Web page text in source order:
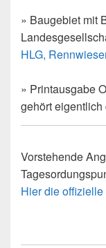
» Baugebiet mit
HLG,
» Printausgabe
gehört eigentlich
Vorstehende
Hier die